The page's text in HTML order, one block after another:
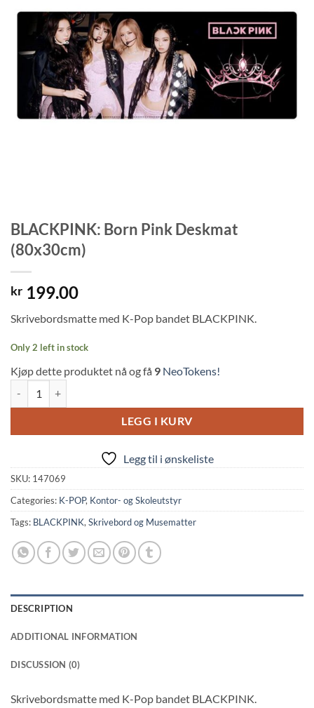
BLACKPINK: Born Pink Deskmat
(80x30cm)
kr 199.00
Skrivebordsmatte med K-Pop bandet BLACKPINK.
Only 2 left in stock
Kjøp dette produktet nå og få 9 NeoTokens!
LEGG I KURV
Legg til i ønskeliste
SKU: 147069
Categories: K-POP, Kontor- og Skoleutstyr
Tags: BLACKPINK, Skrivebord og Musematter
DESCRIPTION
ADDITIONAL INFORMATION
DISCUSSION (0)
Skrivebordsmatte med K-Pop bandet BLACKPINK.